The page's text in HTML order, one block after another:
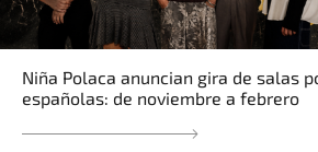
Niña Polaca anuncian gira de salas
españolas: de noviembre a febrero